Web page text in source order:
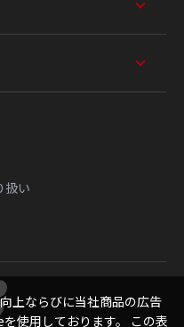
扱い
上ならびに当社商品の広告
使用しております。 この表